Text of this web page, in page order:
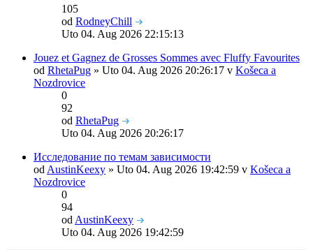
105
od RodneyChill
Uto 04. Aug 2026 22:15:13
Jouez et Gagnez de Grosses Sommes avec Fluffy Favourites
od RhetaPug » Uto 04. Aug 2026 20:26:17 v Košeca a
Nozdrovice
0
92
od RhetaPug
Uto 04. Aug 2026 20:26:17
Исследование по темам зависимости
od AustinKeexy » Uto 04. Aug 2026 19:42:59 v Košeca a
Nozdrovice
0
94
od AustinKeexy
Uto 04. Aug 2026 19:42:59